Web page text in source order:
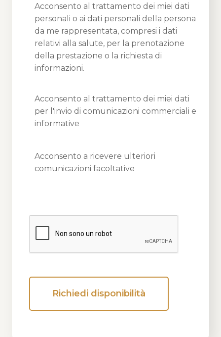
Acconsento al trattamento dei miei dati
personali o ai dati personali della persona
da me rappresentata, compresi i dati
relativi alla salute, per la prenotazione
della prestazione o la richiesta di
informazioni.
Acconsento al trattamento dei miei dati
per l'invio di comunicazioni commerciali e
informative
Acconsento a ricevere ulteriori
comunicazioni facoltative
Richiedi disponibilità